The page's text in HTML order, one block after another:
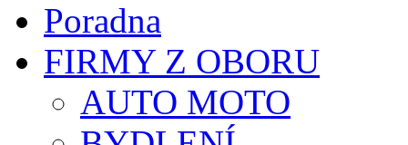
Poradna
FIRMY Z OBORU
AUTO MOTO